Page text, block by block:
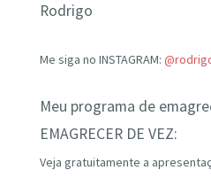
Rodrigo
Me siga no INSTAGRAM:
Meu programa de
EMAGRECER DE VEZ:
Veja gratuitamente a